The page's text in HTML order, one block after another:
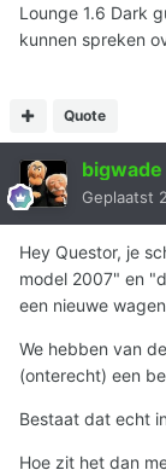
Lounge 1.6 Dark
kunnen spreken
Quote
bigwade
Geplaatst
Hey Questor, je
model 2007" en
een nieuwe
We hebben van
(onterecht) een
Bestaat dat echt
Hoe zit het dan